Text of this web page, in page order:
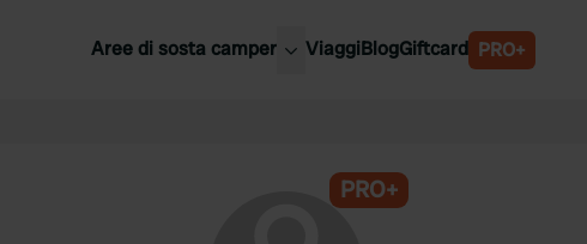
Aree di sosta camper ViaggiBlogGiftcard PRO+
PRO+